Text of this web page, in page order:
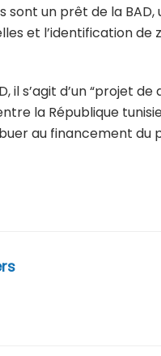
un prêt de la
et l’identification
il s’agit d’un “projet
la République
au financement du